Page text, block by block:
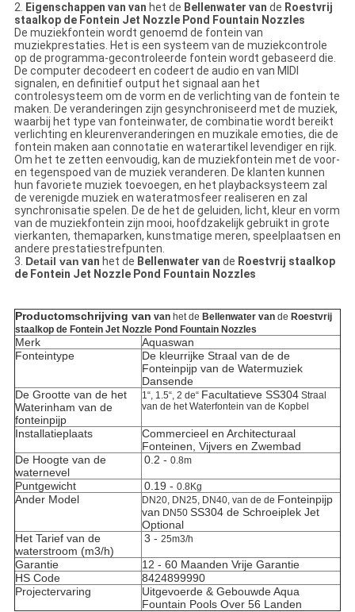
2. Eigenschappen van van het de Bellenwater van de Roestvrij
staalkop de Fontein Jet Nozzle Pond Fountain Nozzles
De muziekfontein wordt genoemd de fontein van
muziekprestaties. Het is een systeem van de muziekcontrole
op de programma-gecontroleerde fontein wordt gebaseerd die.
De computer decodeert en codeert de audio en van MIDI
signalen, en definitief output het signaal aan het
controlesysteem om de vorm en de verlichting van de fontein te
maken. De veranderingen zijn gesynchroniseerd met de muziek,
waarbij het type van fonteinwater, de combinatie wordt bereikt
verlichting en kleurenveranderingen en muzikale emoties, die de
fontein maken aan connotatie en waterartikel levendiger en rijk.
Om het te zetten eenvoudig, kan de muziekfontein met de voor-
en tegenspoed van de muziek veranderen. De klanten kunnen
hun favoriete muziek toevoegen, en het playbacksysteem zal
de verenigde muziek en wateratmosfeer realiseren en zal
synchronisatie spelen. De de het de geluiden, licht, kleur en vorm
van de muziekfontein zijn mooi, hoofdzakelijk gebruikt in grote
vierkanten, themaparken, kunstmatige meren, speelplaatsen en
andere prestatiestrefpunten.
3. Detail van van het de Bellenwater van de Roestvrij staalkop
de Fontein Jet Nozzle Pond Fountain Nozzles
Productomschrijving van vanhet de Bellenwater vande Roestvrij
staalkop de Fontein Jet Nozzle Pond Fountain Nozzles
Merk
Aquaswan
Fonteintype
De kleurrijke Straal van de de
Fonteinpijp van de Watermuziek
Dansende
De Grootte van de het
Waterinham van de
fonteinpijp
1“, 1.5“, 2 de“ Facultatieve SS304Straal
van de hetWaterfontein van de Kopbel
Installatieplaats
Commercieel en Architecturaal
Fonteinen, Vijvers en Zwembad
De Hoogte van de
waternevel
0.2 - 0.8m
Puntgewicht 0.19 - 0.8Kg
Ander Model DN20, DN25, DN40, van de de Fonteinpijp
van DN50 SS304 de Schroeiplek Jet
Optional
Het Tarief van de
waterstroom (m3/h)
3 - 25m3/h
Garantie
12 - 60 Maanden Vrije Garantie
HS Code
8424899990
Projectervaring
Uitgevoerde & Gebouwde Aqua
Fountain Pools Over 56 Landen